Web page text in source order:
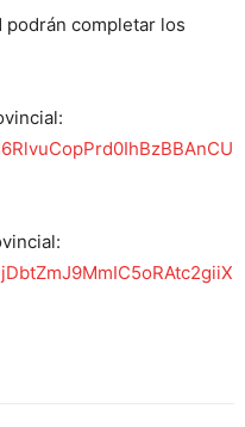
podrán completar los